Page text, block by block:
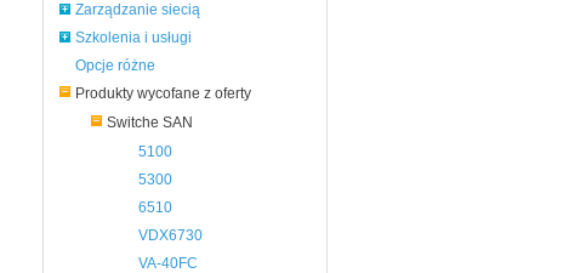
Zarządzanie siecią
Szkolenia i usługi
Opcje różne
Produkty wycofane z oferty
Switche SAN
5100
5300
6510
VDX6730
VA-40FC